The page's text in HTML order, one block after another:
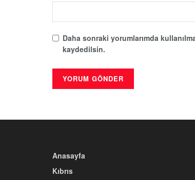
Daha sonraki yorumlarımda
kaydedilsin.
Anasayfa
Kıbrıs